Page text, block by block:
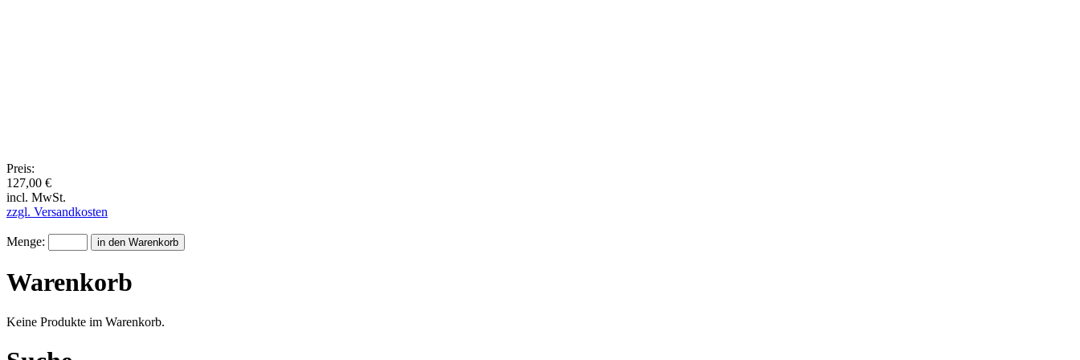
Preis:
127,00 €
incl. MwSt.
zzgl. Versandkosten
Menge:
Warenkorb
Keine Produkte im Warenkorb.